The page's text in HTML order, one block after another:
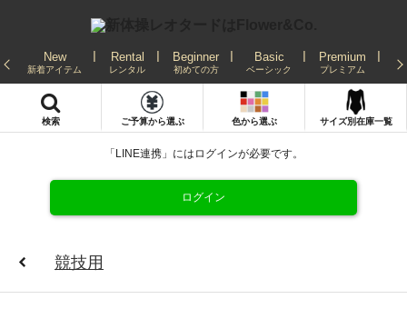
New
新着アイテム
Rental
レンタル
Beginner
初めての方
Basic
ベーシック
Premium
プレミアム
検索 ご予算から選ぶ 色から選ぶ サイズ別在庫一覧
「LINE連携」にはログインが必要です。
ログイン
競技用